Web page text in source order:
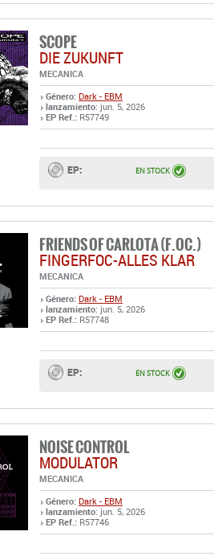
SCOPE
DIE ZUKUNFT
MECANICA
Género: Dark - EBM
lanzamiento: jun. 5, 2026
EP Ref.: R57749
EP: EN STOCK
FRIENDS OF CARLOTA (F.OC.)
FINGERFOC-ALLES KLAR
MECANICA
Género: Dark - EBM
lanzamiento: jun. 5, 2026
EP Ref.: R57748
EP: EN STOCK
NOISE CONTROL
MODULATOR
MECANICA
Género: Dark - EBM
lanzamiento: jun. 5, 2026
EP Ref.: R57746